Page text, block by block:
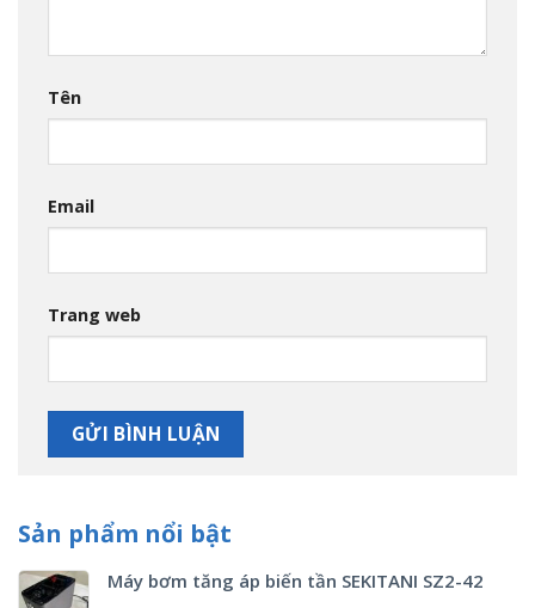
Tên
Email
Trang web
Sản phẩm nổi bật
Máy bơm tăng áp biến tần SEKITANI SZ2-42